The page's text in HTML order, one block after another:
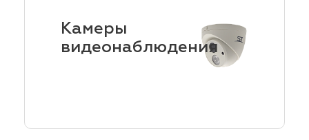
Камеры
видеонаблюдения